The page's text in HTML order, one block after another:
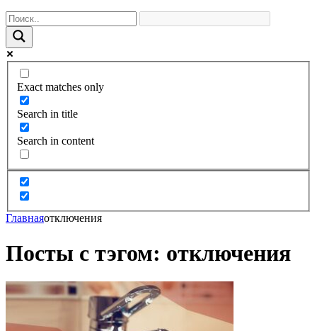
Exact matches only
Search in title
Search in content
Главнаяотключения
Посты с тэгом: отключения